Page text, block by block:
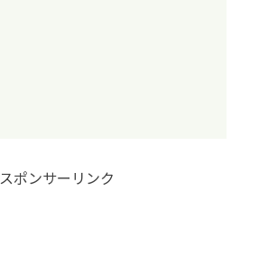
スポンサーリンク